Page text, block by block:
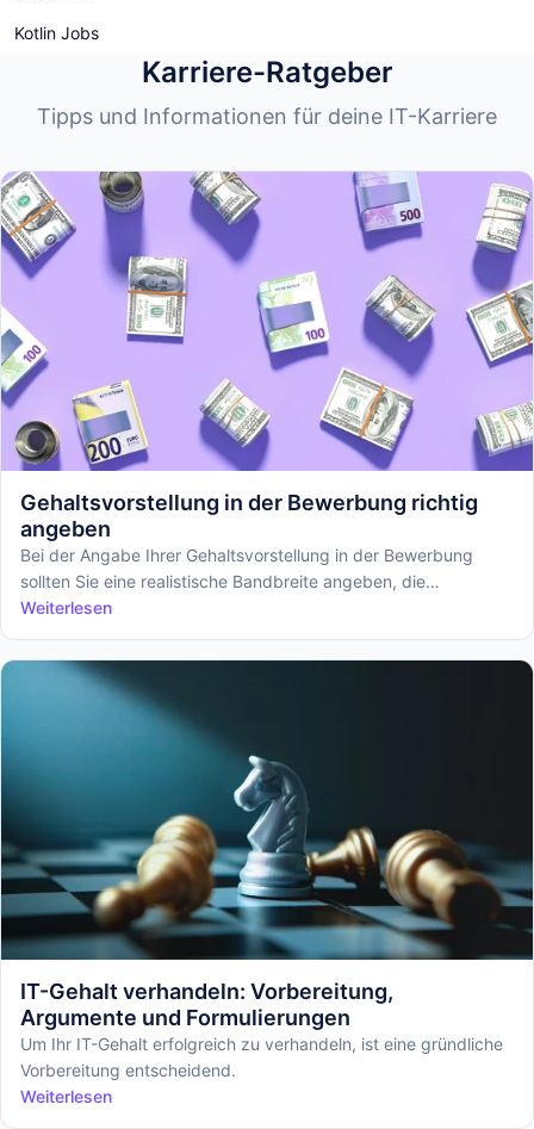
Kotlin Jobs
Karriere-Ratgeber
Tipps und Informationen für deine IT-Karriere
Gehaltsvorstellung in der Bewerbung richtig
angeben
Bei der Angabe Ihrer Gehaltsvorstellung in der Bewerbung
sollten Sie eine realistische Bandbreite angeben, die
idealerweise 10.000 € umfasst.
Weiterlesen
IT-Gehalt verhandeln: Vorbereitung,
Argumente und Formulierungen
Um Ihr IT-Gehalt erfolgreich zu verhandeln, ist eine gründliche
Vorbereitung entscheidend.
Weiterlesen